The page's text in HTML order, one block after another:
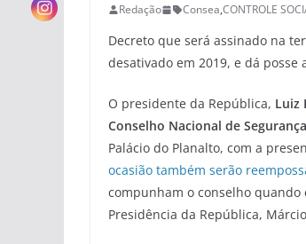
Redação Consea,CONTROLE
Decreto que será assinado na
desativado em 2019, e dá posse
O presidente da República, Luiz
Conselho Nacional de
Palácio do Planalto, com a
ocasião também serão
compunham o conselho
Presidência da República,